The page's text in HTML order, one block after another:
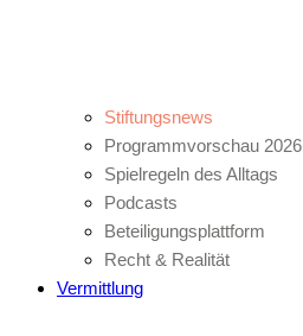
Stiftungsnews
Programmvorschau 2026
Spielregeln des Alltags
Podcasts
Beteiligungsplattform
Recht & Realität
Vermittlung